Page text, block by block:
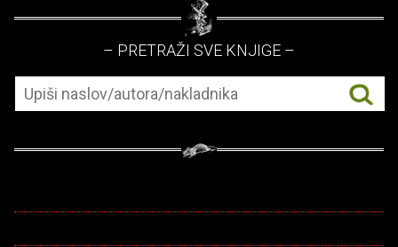
– PRETRAŽI SVE KNJIGE –